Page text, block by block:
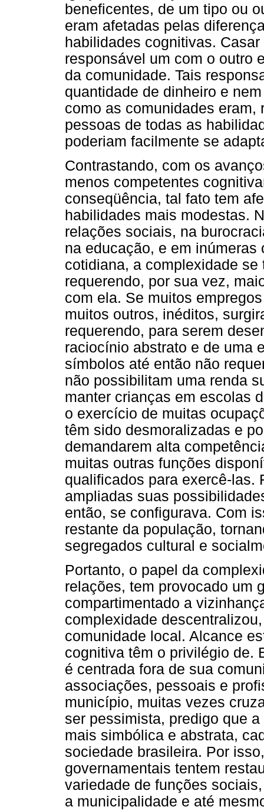
beneficentes, de um tipo ou
eram afetadas pelas
habilidades cognitivas.
responsável um com o outro
da comunidade. Tais
quantidade de dinheiro e
como as comunidades
pessoas de todas as
poderiam facilmente se
Contrastando, com os
menos competentes
conseqüência, tal fato tem
habilidades mais modestas.
relações sociais, na
na educação, e em
cotidiana, a complexidade
requerendo, por sua vez,
com ela. Se muitos
muitos outros, inéditos,
requerendo, para serem
raciocínio abstrato e de uma
símbolos até então não
não possibilitam uma renda
manter crianças em escolas
o exercício de muitas
têm sido desmoralizadas e
demandarem alta
muitas outras funções
qualificados para exercê-las.
ampliadas suas
então, se configurava. Com
restante da população,
segregados cultural e
Portanto, o papel da
relações, tem provocado um
compartimentado a
complexidade
comunidade local. Alcance
cognitiva têm o privilégio de.
é centrada fora de sua
associações, pessoais e
município, muitas vezes
ser pessimista, predigo que
mais simbólica e abstrata,
sociedade brasileira. Por
governamentais tentem
variedade de funções
a municipalidade e até